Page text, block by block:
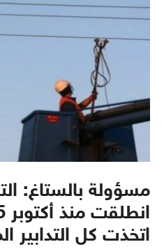
مسؤولة بالستاغ:
اتخذت كل التدابير